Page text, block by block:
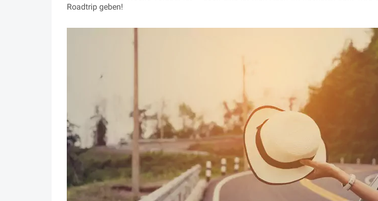
Roadtrip geben!